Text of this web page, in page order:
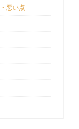
悪い点